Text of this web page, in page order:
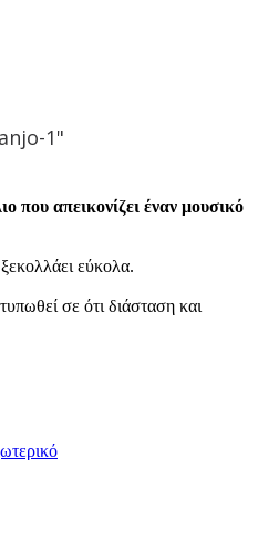
1"
που απεικονίζει έναν μουσικό
εύκολα.
σε ότι διάσταση και